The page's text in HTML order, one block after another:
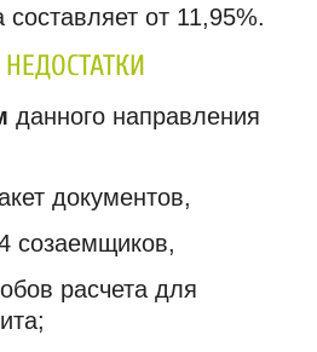
составляет от 11,95%.
данного направления
документов,
созаемщиков,
расчета для